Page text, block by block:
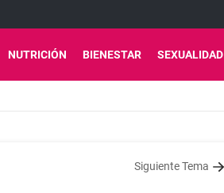
NUTRICIÓN BIENESTAR SEXUALIDAD
Siguiente Tema